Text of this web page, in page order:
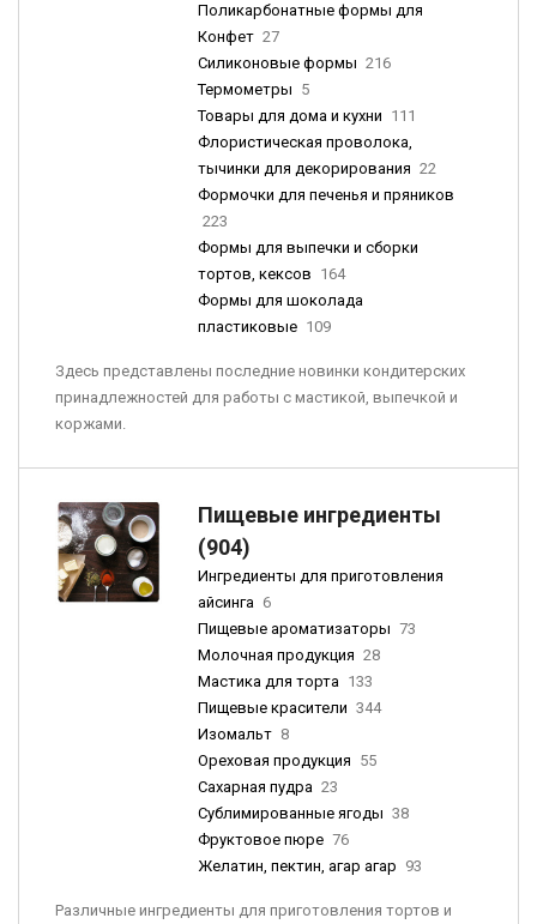
Поликарбонатные формы для
Конфет 27
Силиконовые формы 216
Термометры 5
Товары для дома и кухни 111
Флористическая проволока,
тычинки для декорирования 22
Формочки для печенья и пряников
223
Формы для выпечки и сборки
тортов, кексов 164
Формы для шоколада
пластиковые 109
Здесь представлены последние новинки кондитерских
принадлежностей для работы с мастикой, выпечкой и
коржами.
Пищевые ингредиенты
(904)
Ингредиенты для приготовления
айсинга 6
Пищевые ароматизаторы 73
Молочная продукция 28
Мастика для торта 133
Пищевые красители 344
Изомальт 8
Ореховая продукция 55
Сахарная пудра 23
Сублимированные ягоды 38
Фруктовое пюре 76
Желатин, пектин, агар агар 93
Различные ингредиенты для приготовления тортов и